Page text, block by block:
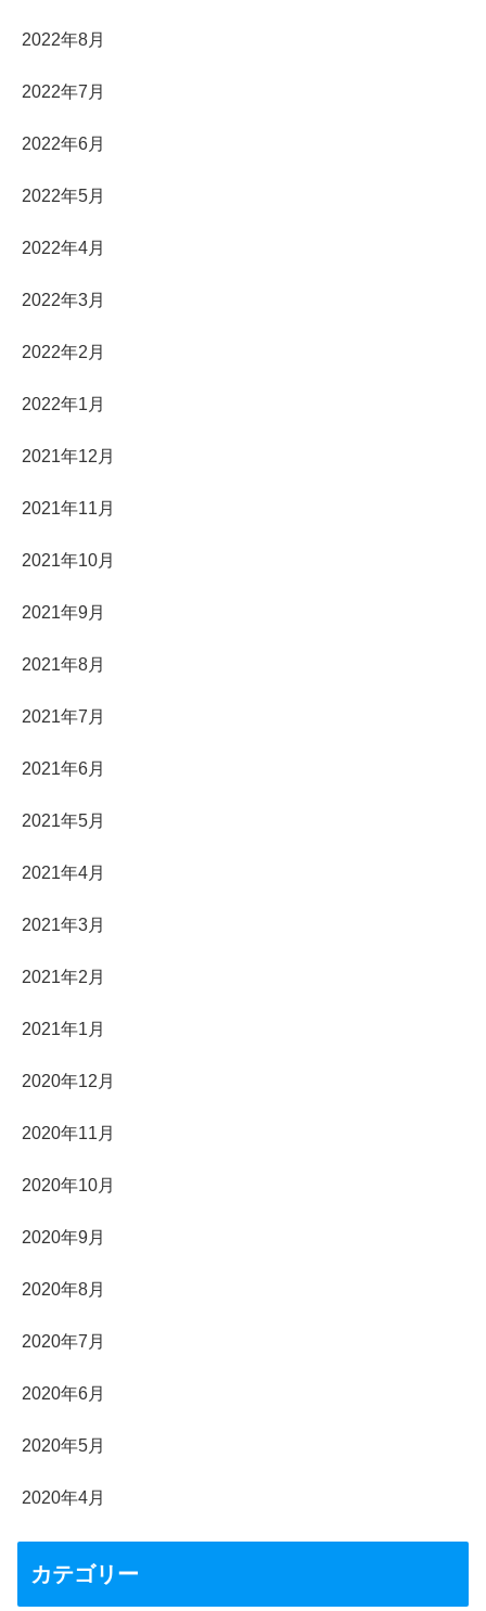
2022年8月
2022年7月
2022年6月
2022年5月
2022年4月
2022年3月
2022年2月
2022年1月
2021年12月
2021年11月
2021年10月
2021年9月
2021年8月
2021年7月
2021年6月
2021年5月
2021年4月
2021年3月
2021年2月
2021年1月
2020年12月
2020年11月
2020年10月
2020年9月
2020年8月
2020年7月
2020年6月
2020年5月
2020年4月
カテゴリー